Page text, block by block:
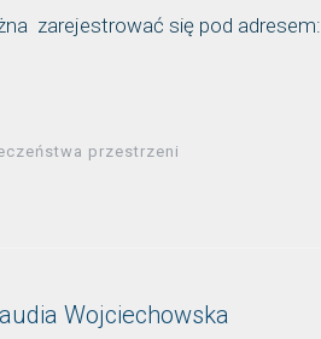
zarejestrować się pod adresem:
przestrzeni
Wojciechowska